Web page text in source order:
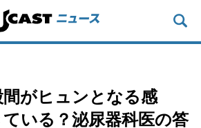
がヒュンとなる感
いる？泌尿器科医の答